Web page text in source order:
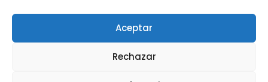
Aceptar
Rechazar